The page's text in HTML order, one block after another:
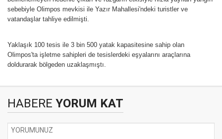
sebebiyle Olimpos mevkisi ile Yazır Mahallesi'ndeki turistler ve
vatandaşlar tahliye edilmişti.
Yaklaşık 100 tesis ile 3 bin 500 yatak kapasitesine sahip olan
Olimpos'ta işletme sahipleri de tesislerdeki eşyalarını araçlarına
doldurarak bölgeden uzaklaşmıştı.
HABERE YORUM KAT